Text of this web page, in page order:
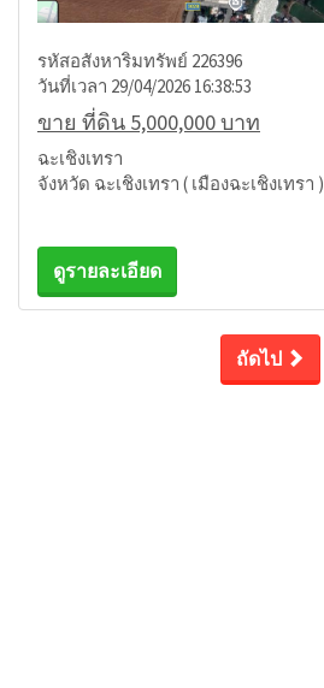
รหัสอสังหาริมทรัพย์ 226396
วันที่เวลา 29/04/2026 16:38:53
ขาย ที่ดิน 5,000,000 บาท
ฉะเชิงเทรา
จังหวัด ฉะเชิงเทรา ( เมืองฉะเชิงเทรา )
ดูรายละเอียด
ถัดไป